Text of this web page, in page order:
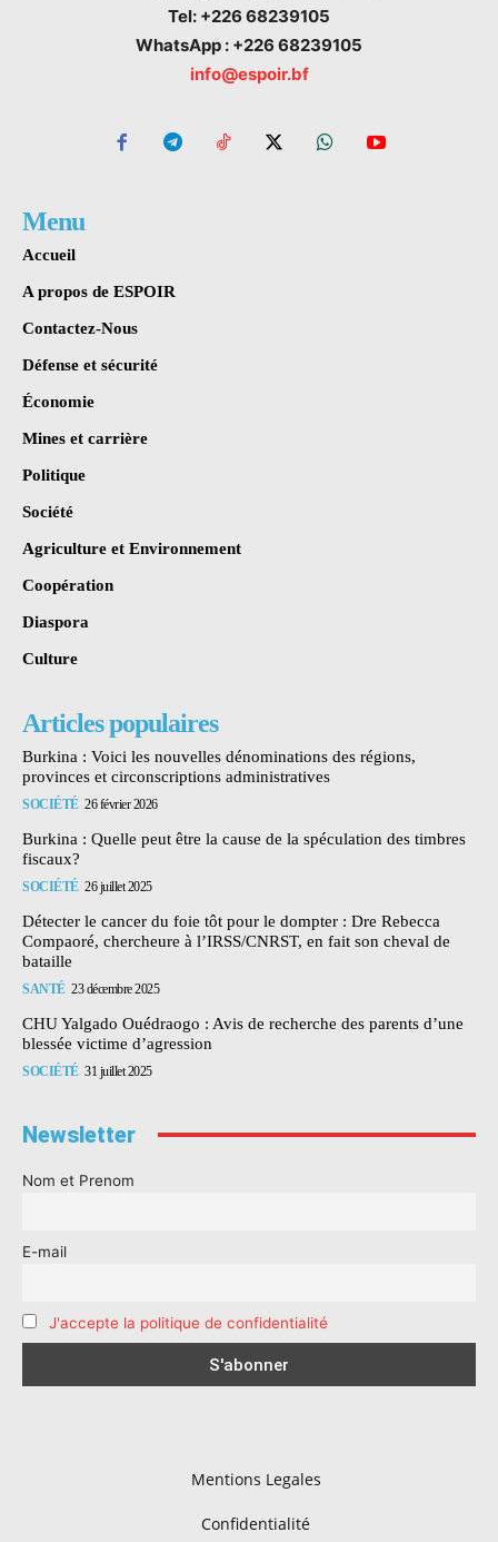
Tel: +226 68239105
WhatsApp : +226 68239105
info@espoir.bf
Menu
Accueil
A propos de ESPOIR
Contactez-Nous
Défense et sécurité
Économie
Mines et carrière
Politique
Société
Agriculture et Environnement
Coopération
Diaspora
Culture
Articles populaires
Burkina : Voici les nouvelles dénominations des régions,
provinces et circonscriptions administratives
SOCIÉTÉ 26 février 2026
Burkina : Quelle peut être la cause de la spéculation des timbres
fiscaux?
SOCIÉTÉ 26 juillet 2025
Détecter le cancer du foie tôt pour le dompter : Dre Rebecca
Compaoré, chercheure à l’IRSS/CNRST, en fait son cheval de
bataille
SANTÉ 23 décembre 2025
CHU Yalgado Ouédraogo : Avis de recherche des parents d’une
blessée victime d’agression
SOCIÉTÉ 31 juillet 2025
Newsletter
Nom et Prenom
E-mail
J'accepte la politique de confidentialité
Mentions Legales
Confidentialité